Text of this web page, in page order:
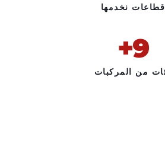
قطاعات نخدمها
من المركبات
9
+